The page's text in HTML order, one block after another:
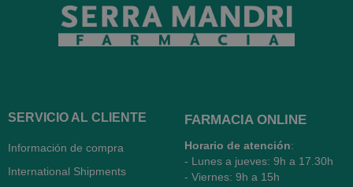
SERVICIO AL CLIENTE
Información de compra
International Shipments
FARMACIA ONLINE
Horario de atención:
- Lunes a jueves: 9h a 17.30h
- Viernes: 9h a 15h